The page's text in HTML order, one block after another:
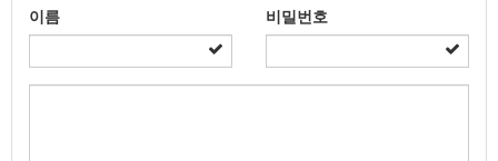
이름 비밀번호